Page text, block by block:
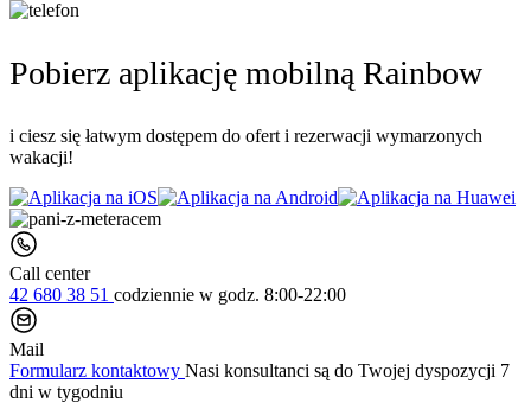
Pobierz aplikację mobilną Rainbow
i ciesz się łatwym dostępem do ofert i rezerwacji wymarzonych
wakacji!
Call center
42 680 38 51 codziennie w godz. 8:00-22:00
Mail
Formularz kontaktowy Nasi konsultanci są do Twojej dyspozycji 7
dni w tygodniu